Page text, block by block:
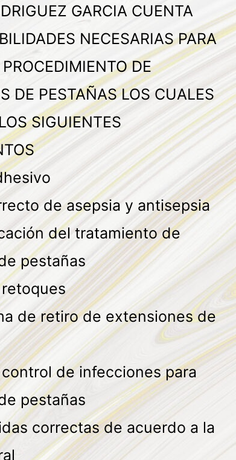
GARCIA CUENTA
NECESARIAS PARA
DE
DE PESTAÑAS LOS CUALES
SIGUIENTES
de asepsia y antisepsia
del tratamiento de
pestañas
de retiro de extensiones de
de infecciones para
pestañas
correctas de acuerdo a la